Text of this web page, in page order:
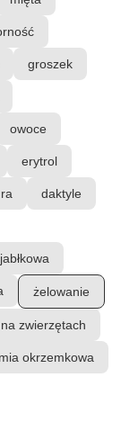
groszek
owoce
erytrol
daktyle
żelowanie
zwierzętach
okrzemkowa